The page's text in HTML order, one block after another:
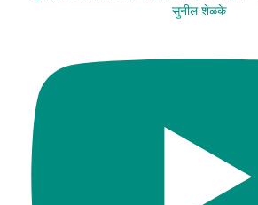
सुनील शेळके